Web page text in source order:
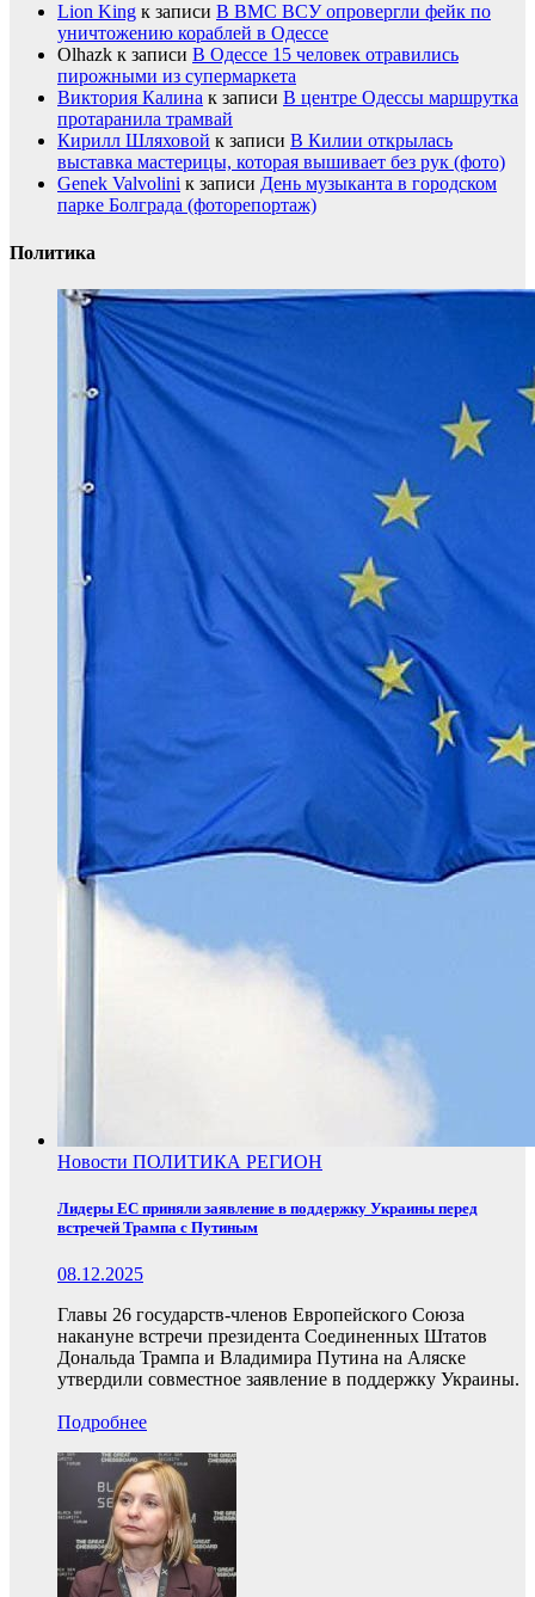
Lion King к записи В ВМС ВСУ опровергли фейк по
уничтожению кораблей в Одессе
Olhazk к записи В Одессе 15 человек отравились
пирожными из супермаркета
Виктория Калина к записи В центре Одессы маршрутка
протаранила трамвай
Кирилл Шляховой к записи В Килии открылась
выставка мастерицы, которая вышивает без рук (фото)
Genek Valvolini к записи День музыканта в городском
парке Болграда (фоторепортаж)
Политика
Новости ПОЛИТИКА РЕГИОН
Лидеры ЕС приняли заявление в поддержку Украины перед
встречей Трампа с Путиным
08.12.2025
Главы 26 государств-членов Европейского Союза
накануне встречи президента Соединенных Штатов
Дональда Трампа и Владимира Путина на Аляске
утвердили совместное заявление в поддержку Украины.
Подробнее